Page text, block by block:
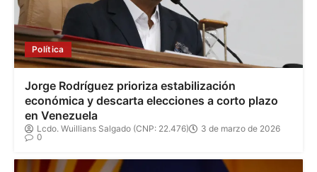
Política
Jorge Rodríguez prioriza estabilización
económica y descarta elecciones a corto plazo
en Venezuela
Lcdo. Wuillians Salgado (CNP: 22.476)
3 de marzo de 2026
0